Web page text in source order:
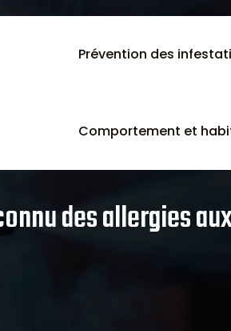
Prévention des
Comportement et
des allergies